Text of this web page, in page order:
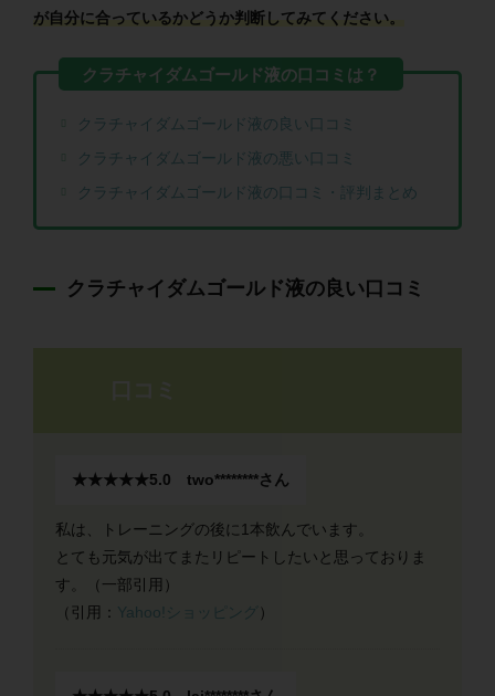
が自分に合っているかどうか判断してみてください。
クラチャイダムゴールド液の良い口コミ
クラチャイダムゴールド液の悪い口コミ
クラチャイダムゴールド液の口コミ・評判まとめ
クラチャイダムゴールド液の良い口コミ
★★★★★5.0 two********さん
私は、トレーニングの後に1本飲んでいます。
とても元気が出てまたリピートしたいと思っておりま
す。（一部引用）
（引用： Yahoo!ショッピング ）